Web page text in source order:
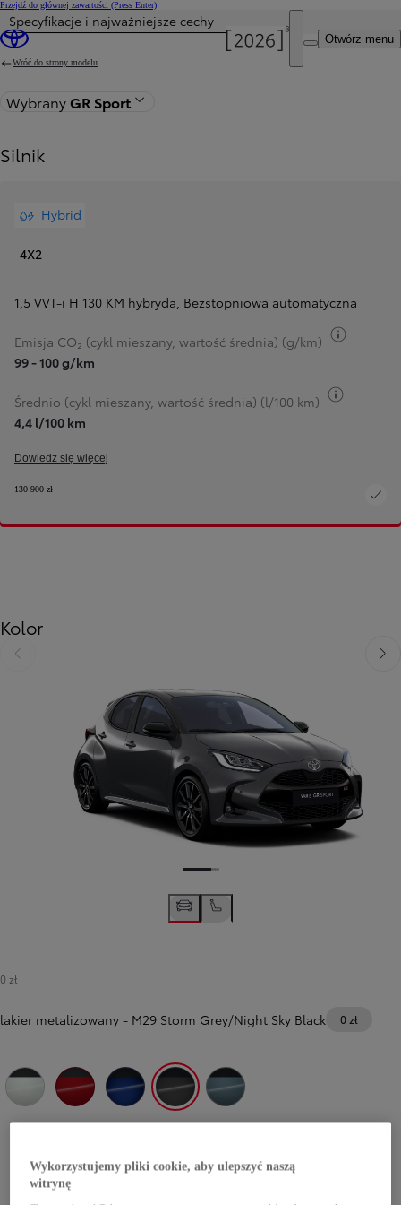
Przejdź do głównej zawartości (Press Enter)
Otwórz menu
Specyfikacje i najważniejsze cechy
Wróć do strony modelu
WybranyGR Sport
Silnik
Hybrid
4X2
1,5 VVT-i H 130 KM hybryda, Bezstopniowa automatyczna
Emisja CO₂ (cykl mieszany, wartość średnia) (g/km)
99 - 100 g/km
Średnio (cykl mieszany, wartość średnia) (l/100 km)
4,4 l/100 km
Dowiedz się więcej
130 900 zł
Kolor
Poprzedni
0 zł
lakier metalizowany - M29 Storm Grey/Night Sky Black 0 zł
2PU Platinum Pearl White/Eclipse Black
2SZ Imperial Red/Eclipse Black
M20 Juniper Blue/Night Sky Black
M29 Storm Grey/Night Sky Black
Wykorzystujemy pliki cookie, aby ulepszyć naszą
witrynę